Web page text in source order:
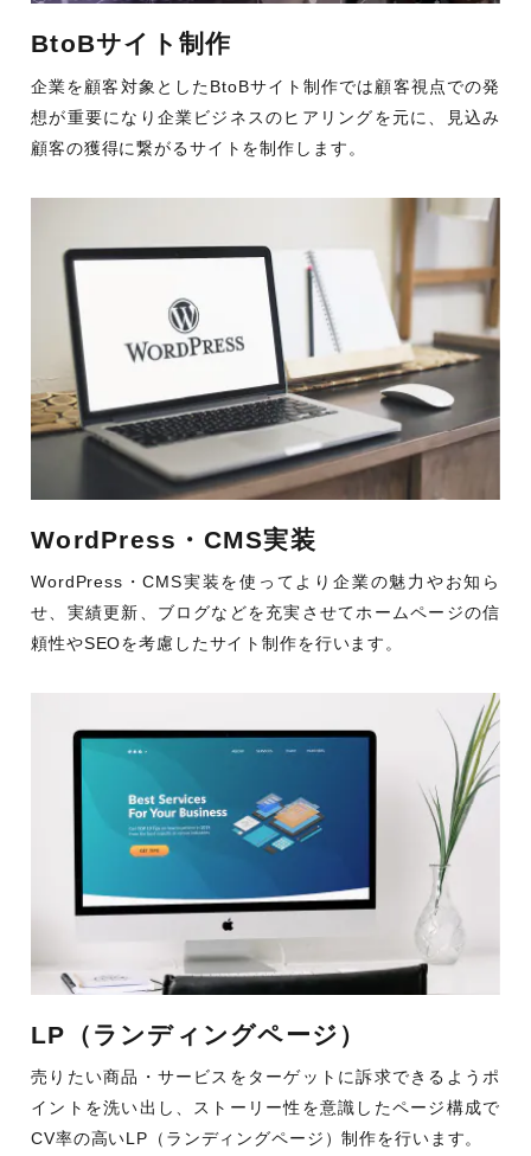
BtoBサイト制作
企業を顧客対象としたBtoBサイト制作では顧客視点での発
想が重要になり企業ビジネスのヒアリングを元に、見込み
顧客の獲得に繋がるサイトを制作します。
WordPress・CMS実装
WordPress・CMS実装を使ってより企業の魅力やお知ら
せ、実績更新、ブログなどを充実させてホームページの信
頼性やSEOを考慮したサイト制作を行います。
LP（ランディングページ）
売りたい商品・サービスをターゲットに訴求できるようポ
イントを洗い出し、ストーリー性を意識したページ構成で
CV率の高いLP（ランディングページ）制作を行います。